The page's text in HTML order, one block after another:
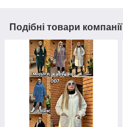
Подібні товари компанії